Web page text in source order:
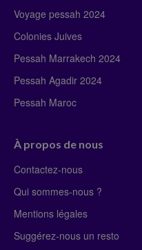
Voyage pessah 2024
Colonies Juives
Pessah Marrakech 2024
Pessah Agadir 2024
Pessah Maroc
À propos de nous
Contactez-nous
Qui sommes-nous ?
Mentions légales
Suggérez-nous un resto